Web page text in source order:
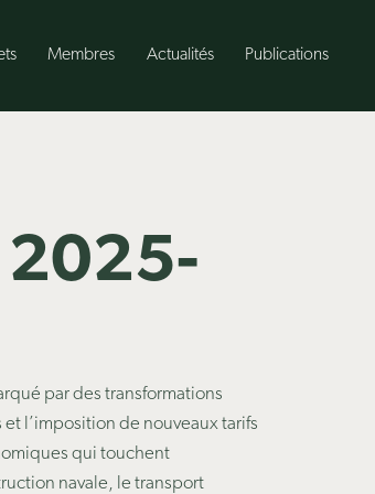
Membres Actualités Publications
2025-
par des transformations
l’imposition de nouveaux tarifs
qui touchent
navale, le transport